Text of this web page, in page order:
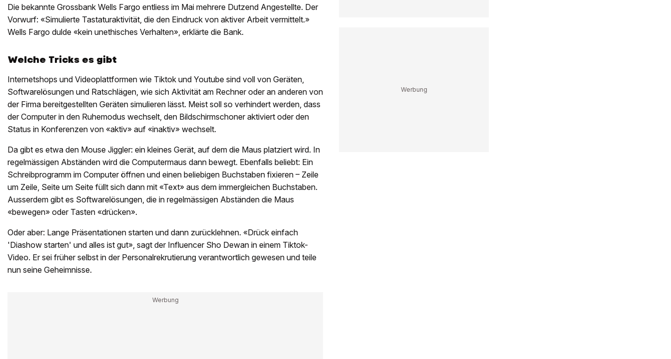
Die bekannte Grossbank Wells Fargo entliess im Mai mehrere Dutzend Angestellte. Der
Vorwurf: «Simulierte Tastaturaktivität, die den Eindruck von aktiver Arbeit vermittelt.»
Wells Fargo dulde «kein unethisches Verhalten», erklärte die Bank.
Welche Tricks es gibt
Internetshops und Videoplattformen wie Tiktok und Youtube sind voll von Geräten,
Softwarelösungen und Ratschlägen, wie sich Aktivität am Rechner oder an anderen von
der Firma bereitgestellten Geräten simulieren lässt. Meist soll so verhindert werden, dass
der Computer in den Ruhemodus wechselt, den Bildschirmschoner aktiviert oder den
Status in Konferenzen von «aktiv» auf «inaktiv» wechselt.
Da gibt es etwa den Mouse Jiggler: ein kleines Gerät, auf dem die Maus platziert wird. In
regelmässigen Abständen wird die Computermaus dann bewegt. Ebenfalls beliebt: Ein
Schreibprogramm im Computer öffnen und einen beliebigen Buchstaben fixieren – Zeile
um Zeile, Seite um Seite füllt sich dann mit «Text» aus dem immergleichen Buchstaben.
Ausserdem gibt es Softwarelösungen, die in regelmässigen Abständen die Maus
«bewegen» oder Tasten «drücken».
Oder aber: Lange Präsentationen starten und dann zurücklehnen. «Drück einfach
'Diashow starten' und alles ist gut», sagt der Influencer Sho Dewan in einem Tiktok-
Video. Er sei früher selbst in der Personalrekrutierung verantwortlich gewesen und teile
nun seine Geheimnisse.